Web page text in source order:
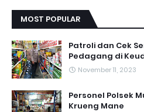
MOST POPULAR
Patroli dan Cek
Pedagang di
November 11, 2023
Personel Polsek
Krueng Mane